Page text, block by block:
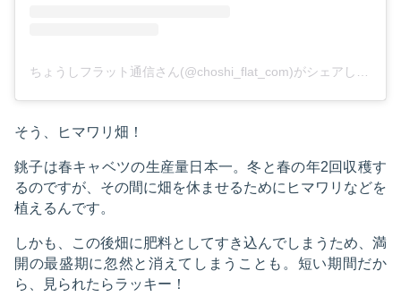
ちょうしフラット通信さん(@choshi_flat_com)がシェアした投稿
そう、ヒマワリ畑！
銚子は春キャベツの生産量日本一。冬と春の年2回収穫す
るのですが、その間に畑を休ませるためにヒマワリなどを
植えるんです。
しかも、この後畑に肥料としてすき込んでしまうため、満
開の最盛期に忽然と消えてしまうことも。短い期間だか
ら、見られたらラッキー！